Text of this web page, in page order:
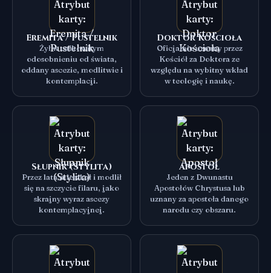
Eremita / Pustelnik
Żył w całkowitym
odosobnieniu od świata,
oddany ascezie, modlitwie i
kontemplacji.
Doktor Kościoła
Oficjalnie uznany przez
Kościół za Doktora ze
względu na wybitny wkład
w teologię i naukę.
Słupnik (Stylita)
Przez lata mieszkał i modlił
się na szczycie filaru, jako
skrajny wyraz ascezy
kontemplacyjnej.
Apostoł
Jeden z Dwunastu
Apostołów Chrystusa lub
uznany za apostoła danego
narodu czy obszaru.